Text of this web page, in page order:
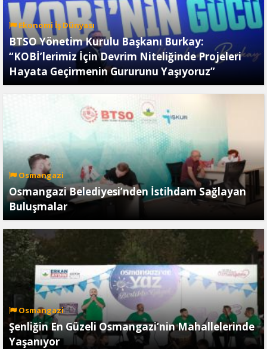
Ekonomi İş Dünyası
BTSO Yönetim Kurulu Başkanı Burkay:
“KOBİ’lerimiz İçin Devrim Niteliğinde Projeleri
Hayata Geçirmenin Gururunu Yaşıyoruz”
Osmangazi
Osmangazi Belediyesi’nden İstihdam Sağlayan
Buluşmalar
Osmangazi
Şenliğin En Güzeli Osmangazi’nin Mahallelerinde
Yaşanıyor